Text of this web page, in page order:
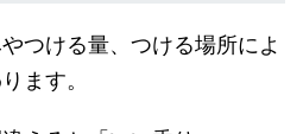
つける量、つける場所によ
ます。